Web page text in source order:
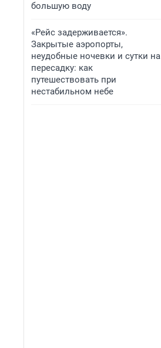
большую воду
«Рейс задерживается».
Закрытые аэропорты,
неудобные ночевки и сутки на
пересадку: как
путешествовать при
нестабильном небе